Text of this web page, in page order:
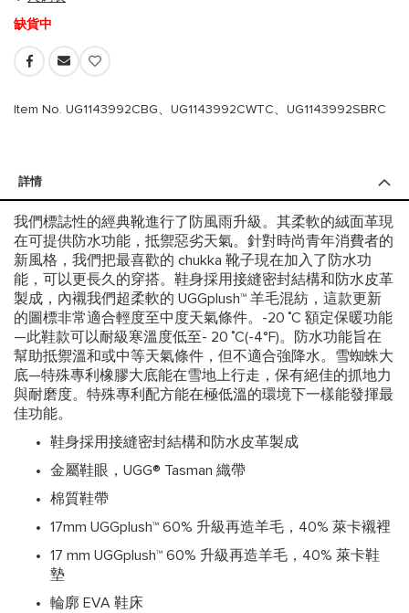
缺貨中
Item No. UG1143992CBG、UG1143992CWTC、UG1143992SBRC
詳情
我們標誌性的經典靴進行了防風雨升級。其柔軟的絨面革現
在可提供防水功能，抵禦惡劣天氣。針對時尚青年消費者的
新風格，我們把最喜歡的 chukka 靴子現在加入了防水功
能，可以更長久的穿搭。鞋身採用接縫密封結構和防水皮革
製成，內襯我們超柔軟的 UGGplush™ 羊毛混紡，這款更新
的圖標非常適合輕度至中度天氣條件。-20 ˚C 額定保暖功能
—此鞋款可以耐級寒溫度低至- 20 ˚C(-4°F)。防水功能旨在
幫助抵禦溫和或中等天氣條件，但不適合強降水。雪蜘蛛大
底—特殊專利橡膠大底能在雪地上行走，保有絕佳的抓地力
與耐磨度。特殊專利配方能在極低溫的環境下一樣能發揮最
佳功能。
鞋身採用接縫密封結構和防水皮革製成
金屬鞋眼，UGG® Tasman 織帶
棉質鞋帶
17mm UGGplush™ 60% 升級再造羊毛，40% 萊卡襯裡
17 mm UGGplush™ 60% 升級再造羊毛，40% 萊卡鞋
墊
輪廓 EVA 鞋床